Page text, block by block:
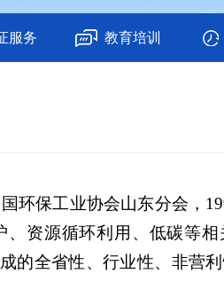
服务 教育培训
国环保工业协会山东分会 ，
、资源循环利用、低碳等
的全省性、行业性、非营